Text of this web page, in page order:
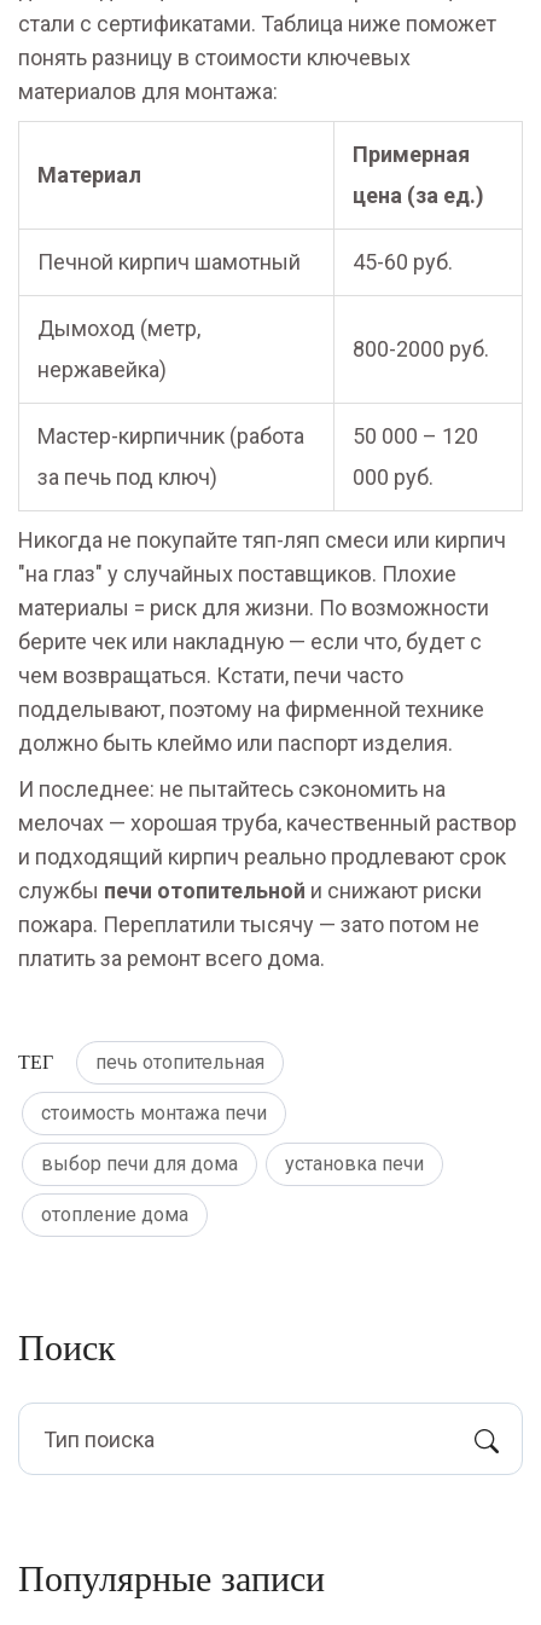
стали с сертификатами. Таблица ниже поможет
понять разницу в стоимости ключевых
материалов для монтажа:
Материал
Примерная
цена (за ед.)
Печной кирпич шамотный 45-60 руб.
Дымоход (метр,
нержавейка)
800-2000 руб.
Мастер-кирпичник (работа
за печь под ключ)
50 000 – 120
000 руб.
Никогда не покупайте тяп-ляп смеси или кирпич
"на глаз" у случайных поставщиков. Плохие
материалы = риск для жизни. По возможности
берите чек или накладную — если что, будет с
чем возвращаться. Кстати, печи часто
подделывают, поэтому на фирменной технике
должно быть клеймо или паспорт изделия.
И последнее: не пытайтесь сэкономить на
мелочах — хорошая труба, качественный раствор
и подходящий кирпич реально продлевают срок
службы печи отопительной и снижают риски
пожара. Переплатили тысячу — зато потом не
платить за ремонт всего дома.
ТЕГ печь отопительная
стоимость монтажа печи
выбор печи для дома установка печи
отопление дома
Поиск
Популярные записи